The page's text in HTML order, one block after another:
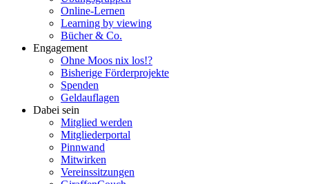
Online-Lernen
Learning by viewing
Bücher & Co.
Engagement
Ohne Moos nix los!?
Bisherige Förderprojekte
Spenden
Geldauflagen
Dabei sein
Mitglied werden
Mitgliederportal
Pinnwand
Mitwirken
Vereinssitzungen